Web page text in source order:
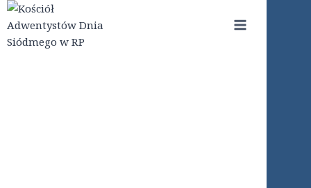
Przejdź
do
treści